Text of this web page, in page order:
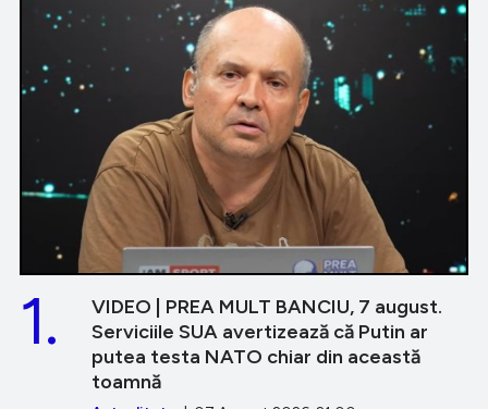
VIDEO | PREA MULT BANCIU, 7 august.
Serviciile SUA avertizează că Putin ar
putea testa NATO chiar din această
toamnă
1.